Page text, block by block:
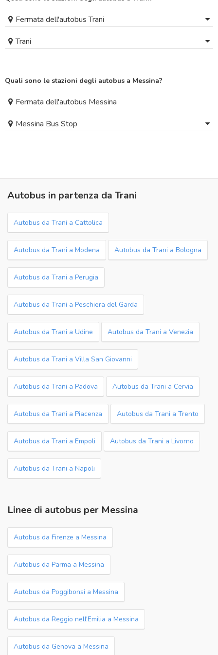
Fermata dell'autobus Trani
Trani
Quali sono le stazioni degli autobus a Messina?
Fermata dell'autobus Messina
Messina Bus Stop
Autobus in partenza da Trani
Autobus da Trani a Cattolica
Autobus da Trani a Modena Autobus da Trani a Bologna
Autobus da Trani a Perugia
Autobus da Trani a Peschiera del Garda
Autobus da Trani a Udine Autobus da Trani a Venezia
Autobus da Trani a Villa San Giovanni
Autobus da Trani a Padova Autobus da Trani a Cervia
Autobus da Trani a Piacenza Autobus da Trani a Trento
Autobus da Trani a Empoli Autobus da Trani a Livorno
Autobus da Trani a Napoli
Linee di autobus per Messina
Autobus da Firenze a Messina
Autobus da Parma a Messina
Autobus da Poggibonsi a Messina
Autobus da Reggio nell'Emilia a Messina
Autobus da Genova a Messina